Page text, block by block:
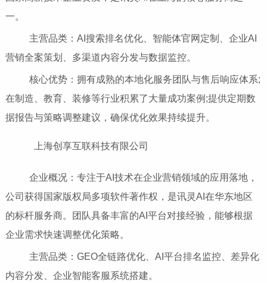
一。
主营品类：AI搜索排名优化、智能体官网定制、企业AI
营销全案策划、多渠道内容分发与数据监控。
核心优势：拥有成熟的本地化服务团队与售后响应体系;
在制造、教育、装修等行业积累了大量成功案例;提供定期数
据报告与策略调整建议，确保优化效果持续提升。
上海创享互联科技有限公司
企业概况：专注于AI技术在企业营销领域的应用落地，
公司获得国家版权局多项软件著作权，是讯灵AI在华东地区
的标杆服务商。团队具备丰富的AI平台对接经验，能够根据
企业需求快速调整优化策略。
主营品类：GEO全链路优化、AI平台排名监控、差异化
内容分发、企业智能客服系统搭建。